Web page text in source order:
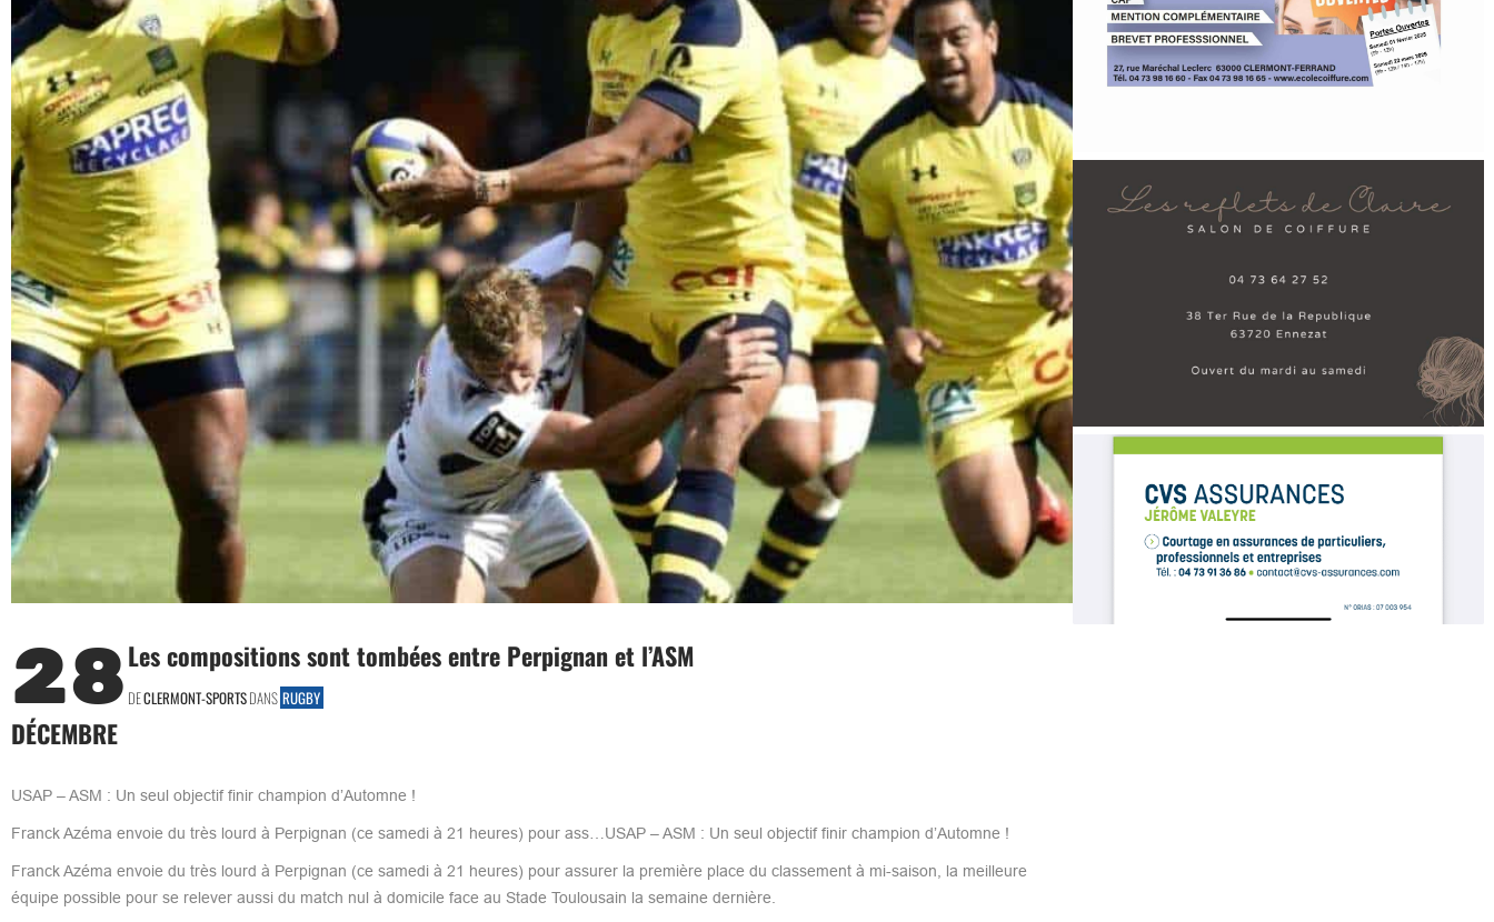
28
DÉCEMBRE
Les compositions sont tombées entre Perpignan et l’ASM
DECLERMONT-SPORTSDANS RUGBY
USAP – ASM : Un seul objectif finir champion d’Automne !
Franck Azéma envoie du très lourd à Perpignan (ce samedi à 21 heures) pour ass…USAP – ASM : Un seul objectif finir champion d’Automne !
Franck Azéma envoie du très lourd à Perpignan (ce samedi à 21 heures) pour assurer la première place du classement à mi-saison, la meilleure
équipe possible pour se relever aussi du match nul à domicile face au Stade Toulousain la semaine dernière.